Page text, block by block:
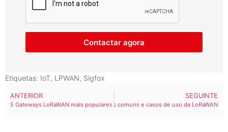
Contactar agora
Etiquetas: IoT, LPWAN, Sigfox
SEGUINTE
Aplicações comuns e casos de uso da LoRaWAN
ANTERIOR
5 Gateways LoRaWAN mais populares do mercado